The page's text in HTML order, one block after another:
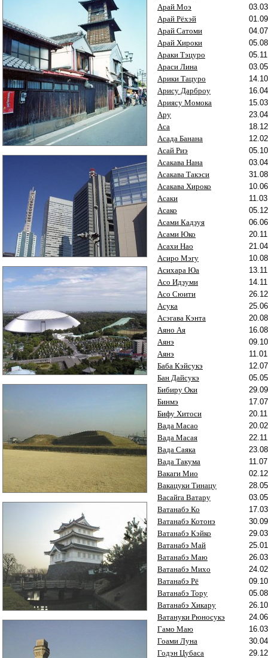
Арай Моэ
Арай Рёхэй
Арай Сатоми
Арай Хироки
Араки Тэцуро
Араси Лина
Арики Тацуро
Арису Дарброу
Ариясу Момока
Ару
Аса
Асада Банана
Асай Риэ
Асакава Нана
Асакава Такэси
Асакава Хироко
Асаки
Асако
Асами Кадзуя
Асами Юко
Асахи Нао
Асиро Мэгу
Асихара Юа
Асо Идзуми
Асо Сюити
Асука
Асэгава Кэнта
Аяно Ая
Аянэ
Аянэ
Баба Кэйсукэ
Бан Дайсукэ
Бибиру Оки
Бинмэ
Бифу Хитоси
Вада Масао
Вада Масая
Вада Саяка
Вада Такума
Вакаги Мио
Вакацуки Тинацу
Васайга Ватару
Ватанабэ Ко
Ватанабэ Котонэ
Ватанабэ Кэйко
Ватанабэ Май
Ватанабэ Маю
Ватанабэ Михо
Ватанабэ Рё
Ватанабэ Тору
Ватанабэ Хикару
Ватануки Рюносукэ
Гамо Маю
Гоами Луна
Годэн Цубаса